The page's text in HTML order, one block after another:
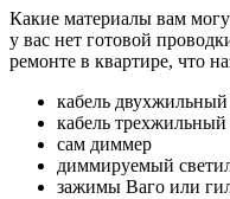
Какие материалы вам
у вас нет готовой
ремонте в квартире, что
кабель
кабель
сам диммер
диммируемый
зажимы Ваго или